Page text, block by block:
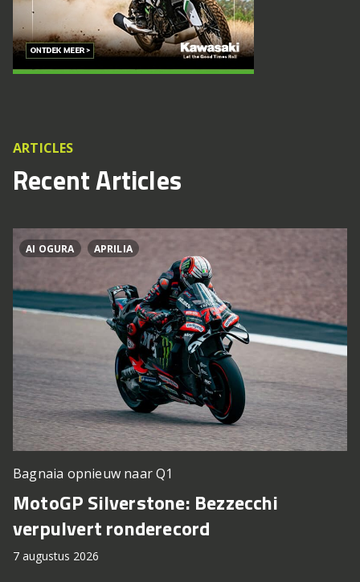
ARTICLES
Recent Articles
AI OGURA APRILIA
Bagnaia opnieuw naar Q1
MotoGP Silverstone: Bezzecchi
verpulvert ronderecord
7 augustus 2026